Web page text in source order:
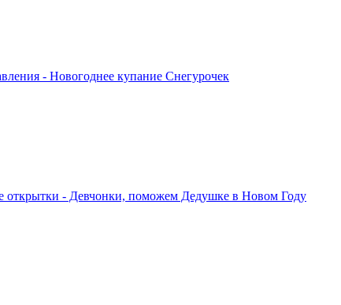
- Новогоднее купание Снегурочек
открытки - Девчонки, поможем Дедушке в Новом Году